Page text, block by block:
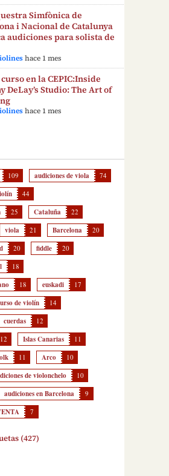
Simfònica de
i Nacional de Catalunya
audiciones para solista de
hace 1 mes
en la CEPIC:Inside
DeLay’s Studio: The Art of
hace 1 mes
109 audiciones de viola 74
44
25 Cataluña 22
viola 21 Barcelona 20
20 fiddle 20
18
18 euskadi 17
de violín 14
cuerdas 12
12 Islas Canarias 11
11 Arco 10
de violonchelo 10
audiciones en Barcelona 9
7
(427)